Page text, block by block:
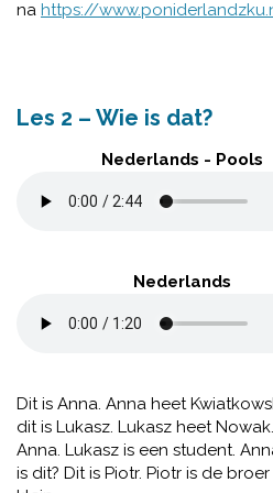
na https://
Les 2 – Wie is dat?
Nederlands - Pools
Nederlands
Dit is Anna. Anna heet
dit is Lukasz. Lukasz heet
Anna. Lukasz is een student.
is dit? Dit is Piotr. Piotr is de